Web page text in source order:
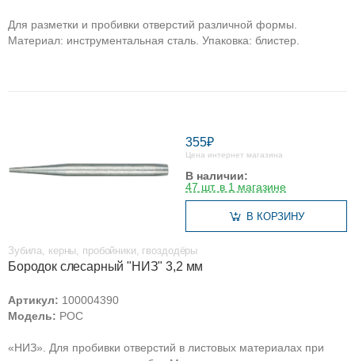
Для разметки и пробивки отверстий различной формы.
Материал: инструментальная сталь. Упаковка: блистер.
355₽
Цена интернет магазина
В наличии:
47 шт. в 1 магазине
В КОРЗИНУ
Зубила, керны, пробойники, гвоздодёры
Бородок слесарный "НИЗ" 3,2 мм
Артикул: 100004390
Модель: РОС
«НИЗ». Для пробивки отверстий в листовых материалах при